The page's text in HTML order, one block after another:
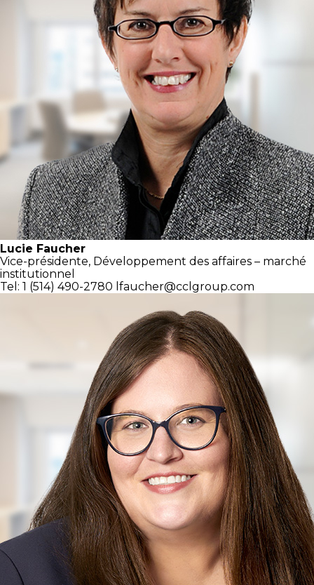
Lucie Faucher
Vice-présidente, Développement des affaires – marché
institutionnel
Tel: 1 (514) 490-2780 lfaucher@cclgroup.com